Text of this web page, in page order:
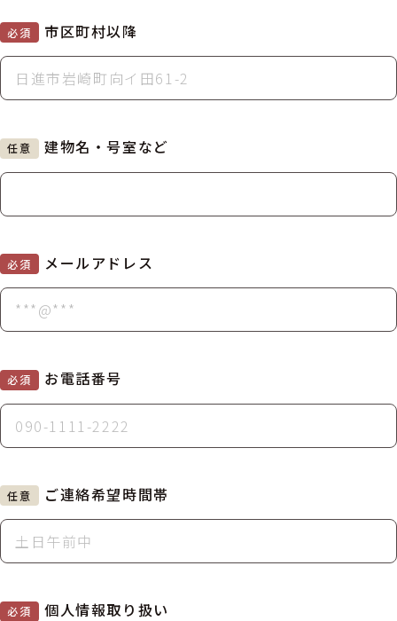
必須 市区町村以降
任意 建物名・号室など
必須 メールアドレス
必須 お電話番号
任意 ご連絡希望時間帯
必須
個人情報取り扱い